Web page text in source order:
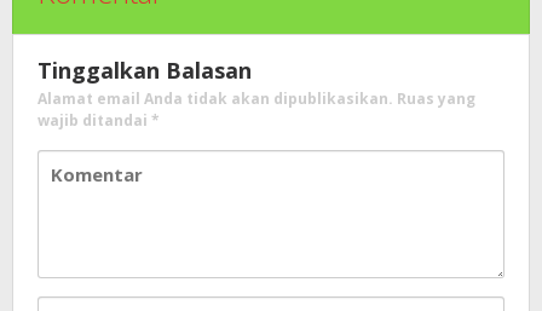
Tinggalkan Balasan
Alamat email Anda tidak akan dipublikasikan. Ruas yang
wajib ditandai *